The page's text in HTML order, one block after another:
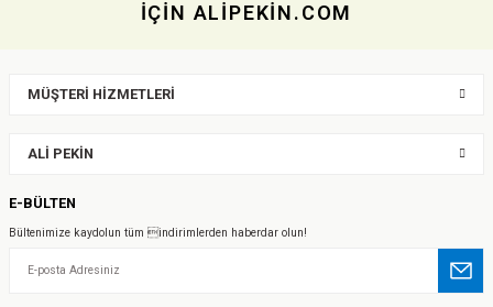
İÇİN ALİPEKİN.COM
MÜŞTERİ HİZMETLERİ
ALİ PEKİN
E-BÜLTEN
Bültenimize kaydolun tüm indirimlerden haberdar olun!